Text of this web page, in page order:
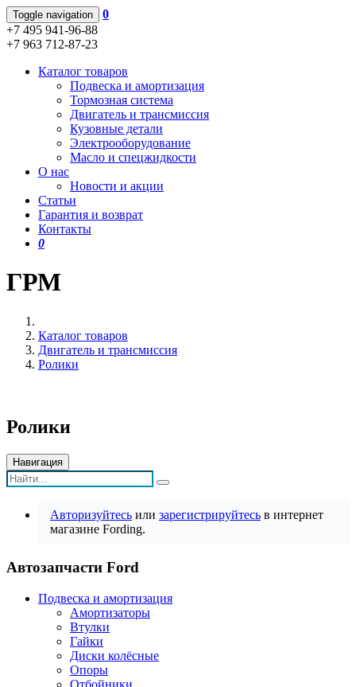
Toggle navigation
0
+7 495 941-96-88
+7 963 712-87-23
Каталог товаров
Подвеска и амортизация
Тормозная система
Двигатель и трансмиссия
Кузовные детали
Электрооборудование
Масло и спецжидкости
О нас
Новости и акции
Статьи
Гарантия и возврат
Контакты
0
ГРМ
Каталог товаров
Двигатель и трансмиссия
Ролики
Ролики
Навигация
Авторизуйтесь или зарегистрируйтесь в интернет
магазине Fording.
Автозапчасти Ford
Подвеска и амортизация
Амортизаторы
Втулки
Гайки
Диски колёсные
Опоры